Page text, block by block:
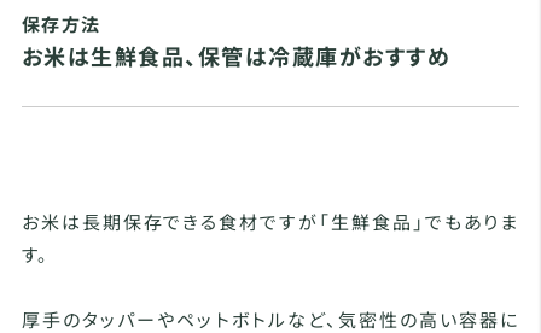
保存方法
お米は生鮮食品、保管は冷蔵庫がおすすめ
お米は長期保存できる食材ですが「生鮮食品」でもありま
す。
厚手のタッパーやペットボトルなど、気密性の高い容器に